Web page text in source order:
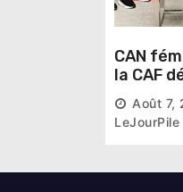
CAN
la CAF
la Août 7,
LeJourPile